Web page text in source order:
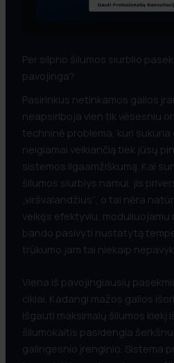
Per silpno šilumos siurblio
pavojinga?
Pasirinkus netinkamos galios
neapsiriboja vien tik vėsesniu
techninė problema, kuri sukuria
neigiamai veikiančią tiek jūsų
sistemos ilgaamžiškumą. Kai
šilumos siurblys namui, jis
„viršvalandžius“, o tai nėra
veikęs efektyviu,
bando pasivyti nustatytą
trūkumo jam tai niekaip
Viena iš pavojingiausių
ciklai. Kadangi mažos galios
išgauti maksimalų šilumos kiekį
šilumokaitis pasidengia
galingesnio įrenginio. Sistema